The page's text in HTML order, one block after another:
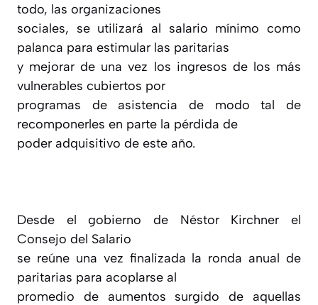
todo, las organizaciones
sociales, se utilizará al salario mínimo como
palanca para estimular las paritarias
y mejorar de una vez los ingresos de los más
vulnerables cubiertos por
programas de asistencia de modo tal de
recomponerles en parte la pérdida de
poder adquisitivo de este año.
Desde el gobierno de Néstor Kirchner el
Consejo del Salario
se reúne una vez finalizada la ronda anual de
paritarias para acoplarse al
promedio de aumentos surgido de aquellas